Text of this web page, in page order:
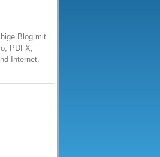
Blog mit
PDFX,
Internet.